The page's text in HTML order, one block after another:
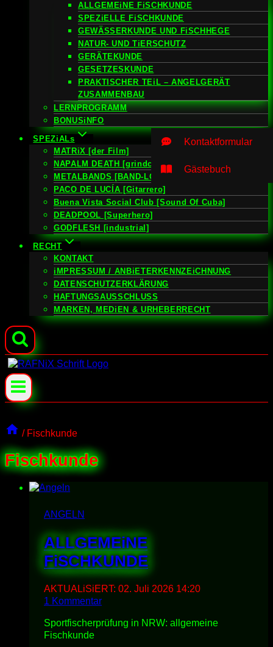
ALLGEMEiNE FiSCHKUNDE
SPEZiELLE FiSCHKUNDE
GEWÄSSERKUNDE UND FiSCHHEGE
NATUR- UND TiERSCHUTZ
GERÄTEKUNDE
GESETZESKUNDE
PRAKTISCHER TEiL – ANGELGERÄT
ZUSAMMENBAU
LERNPROGRAMM
BONUSiNFO
SPEZiALs
MATRiX [der Film]
NAPALM DEATH [grindcore:uk]
METALBANDS [BAND-LOGOS]
PACO DE LUCÍA [Gitarrero]
Buena Vista Social Club [Sound Of Cuba]
DEADPOOL [Superhero]
GODFLESH [industrial]
RECHT
KONTAKT
iMPRESSUM / ANBiETERKENNZEiCHNUNG
DATENSCHUTZERKLÄRUNG
HAFTUNGSAUSSCHLUSS
MARKEN, MEDiEN & URHEBERRECHT
/ Fischkunde
Fischkunde
ANGELN
ALLGEMEiNE
FiSCHKUNDE
AKTUALiSiERT: 02. Juli 2026 14:20
1 Kommentar
Sportfischerprüfung in NRW: allgemeine
Fischkunde
Kontaktformular
Gästebuch